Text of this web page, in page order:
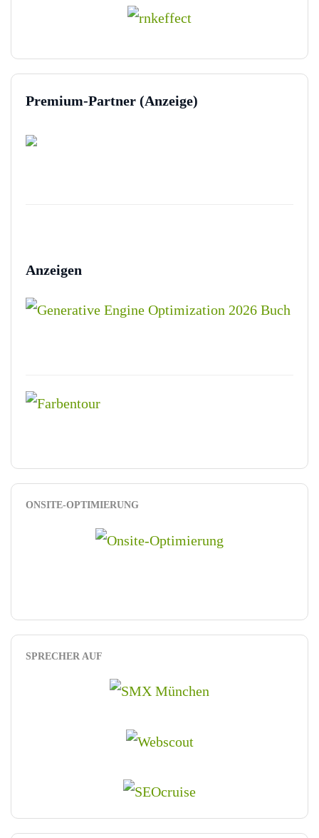
Premium-Partner (Anzeige)
Anzeigen
ONSITE-OPTIMIERUNG
SPRECHER AUF